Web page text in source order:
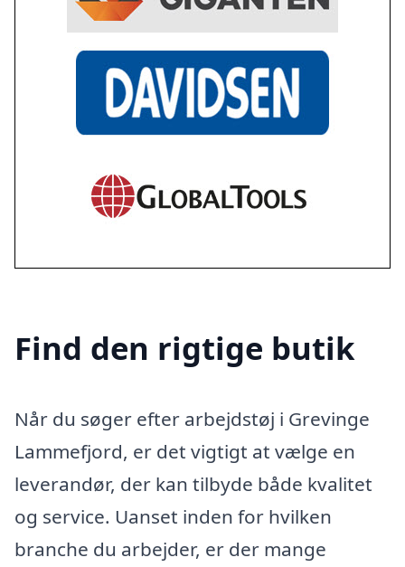
Find den rigtige butik
Når du søger efter arbejdstøj i Grevinge
Lammefjord, er det vigtigt at vælge en
leverandør, der kan tilbyde både kvalitet
og service. Uanset inden for hvilken
branche du arbejder, er der mange